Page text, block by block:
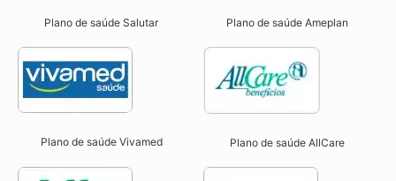
Plano de saúde Salutar Plano de saúde Ameplan
Plano de saúde Vivamed Plano de saúde AllCare